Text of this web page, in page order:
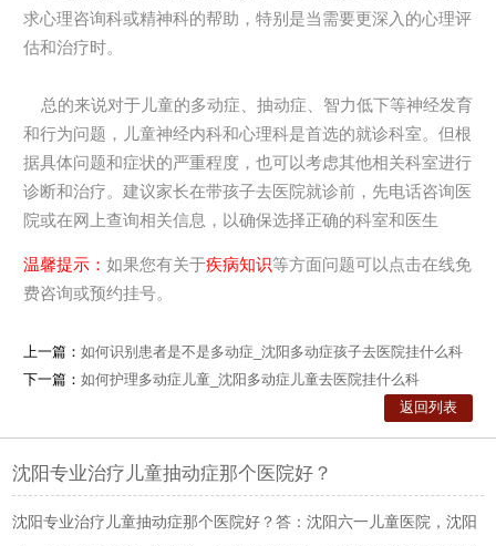
求心理咨询科或精神科的帮助，特别是当需要更深入的心理评
估和治疗时。
总的来说对于儿童的多动症、抽动症、智力低下等神经发育
和行为问题，儿童神经内科和心理科是首选的就诊科室。但根
据具体问题和症状的严重程度，也可以考虑其他相关科室进行
诊断和治疗。建议家长在带孩子去医院就诊前，先电话咨询医
院或在网上查询相关信息，以确保选择正确的科室和医生
温馨提示： 如果您有关于疾病知识等方面问题可以点击在线免
费咨询或预约挂号。
上一篇： 如何识别患者是不是多动症_沈阳多动症孩子去医院挂什么科
下一篇： 如何护理多动症儿童_沈阳多动症儿童去医院挂什么科
返回列表
沈阳专业治疗儿童抽动症那个医院好？
沈阳专业治疗儿童抽动症那个医院好？答：沈阳六一儿童医院，沈阳